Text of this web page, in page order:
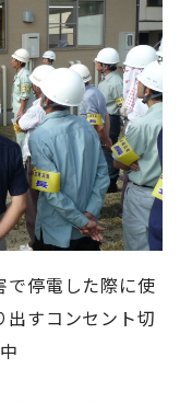
で停電した際に使
出すコンセント切